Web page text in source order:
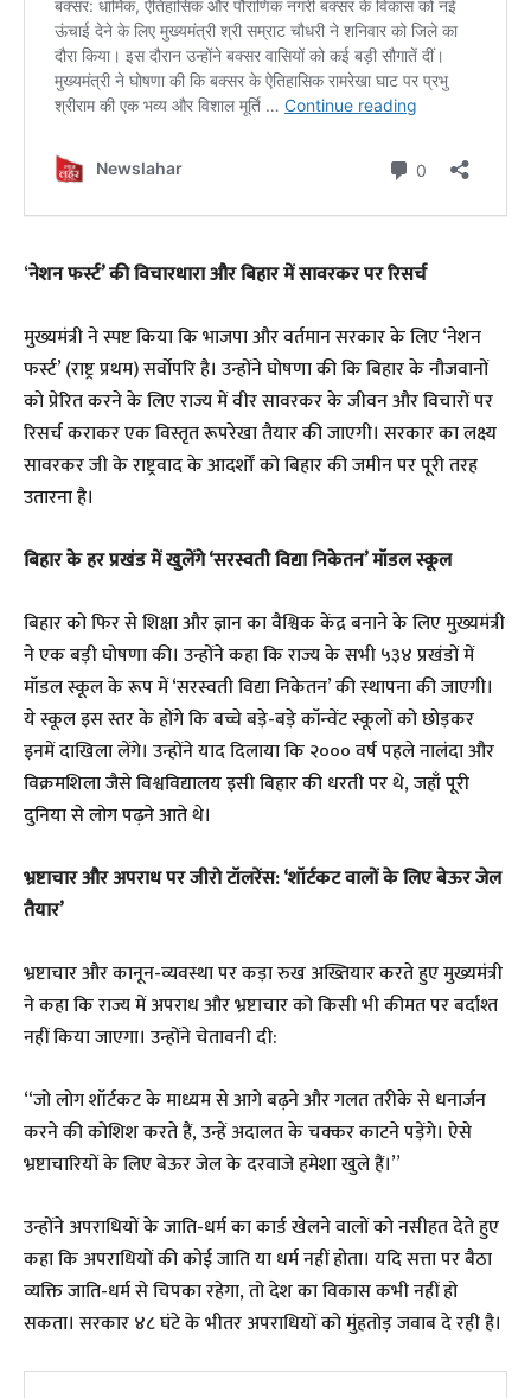
‘नेशन फर्स्ट’ की विचारधारा और बिहार में सावरकर पर रिसर्च
मुख्यमंत्री ने स्पष्ट किया कि भाजपा और वर्तमान सरकार के लिए ‘नेशन
फर्स्ट’ (राष्ट्र प्रथम) सर्वोपरि है। उन्होंने घोषणा की कि बिहार के नौजवानों
को प्रेरित करने के लिए राज्य में वीर सावरकर के जीवन और विचारों पर
रिसर्च कराकर एक विस्तृत रूपरेखा तैयार की जाएगी। सरकार का लक्ष्य
सावरकर जी के राष्ट्रवाद के आदर्शों को बिहार की जमीन पर पूरी तरह
उतारना है।
बिहार के हर प्रखंड में खुलेंगे ‘सरस्वती विद्या निकेतन’ मॉडल स्कूल
बिहार को फिर से शिक्षा और ज्ञान का वैश्विक केंद्र बनाने के लिए मुख्यमंत्री
ने एक बड़ी घोषणा की। उन्होंने कहा कि राज्य के सभी ५३४ प्रखंडों में
मॉडल स्कूल के रूप में ‘सरस्वती विद्या निकेतन’ की स्थापना की जाएगी।
ये स्कूल इस स्तर के होंगे कि बच्चे बड़े-बड़े कॉन्वेंट स्कूलों को छोड़कर
इनमें दाखिला लेंगे। उन्होंने याद दिलाया कि २००० वर्ष पहले नालंदा और
विक्रमशिला जैसे विश्वविद्यालय इसी बिहार की धरती पर थे, जहाँ पूरी
दुनिया से लोग पढ़ने आते थे।
भ्रष्टाचार और अपराध पर जीरो टॉलरेंस: ‘शॉर्टकट वालों के लिए बेऊर जेल
तैयार’
भ्रष्टाचार और कानून-व्यवस्था पर कड़ा रुख अख्तियार करते हुए मुख्यमंत्री
ने कहा कि राज्य में अपराध और भ्रष्टाचार को किसी भी कीमत पर बर्दाश्त
नहीं किया जाएगा। उन्होंने चेतावनी दी:
“जो लोग शॉर्टकट के माध्यम से आगे बढ़ने और गलत तरीके से धनार्जन
करने की कोशिश करते हैं, उन्हें अदालत के चक्कर काटने पड़ेंगे। ऐसे
भ्रष्टाचारियों के लिए बेऊर जेल के दरवाजे हमेशा खुले हैं।”
उन्होंने अपराधियों के जाति-धर्म का कार्ड खेलने वालों को नसीहत देते हुए
कहा कि अपराधियों की कोई जाति या धर्म नहीं होता। यदि सत्ता पर बैठा
व्यक्ति जाति-धर्म से चिपका रहेगा, तो देश का विकास कभी नहीं हो
सकता। सरकार ४८ घंटे के भीतर अपराधियों को मुंहतोड़ जवाब दे रही है।